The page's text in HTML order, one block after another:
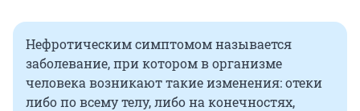
Нефротическим симптомом называется
заболевание, при котором в организме
человека возникают такие изменения: отеки
либо по всему телу, либо на конечностях,